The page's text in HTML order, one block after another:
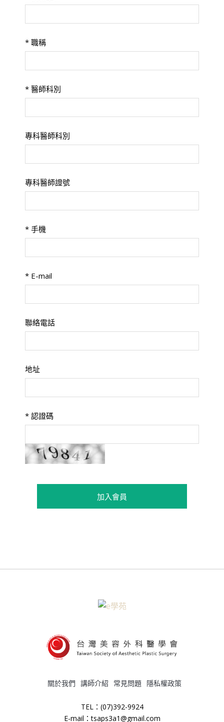
* 職稱
* 醫師科別
專科醫師科別
專科醫師證號
* 手機
* E-mail
聯絡電話
地址
* 認證碼
TEL：(07)392-9924
E-mail：tsaps3a1@gmail.com
關於我們 講師介紹 常見問題 隱私權政策